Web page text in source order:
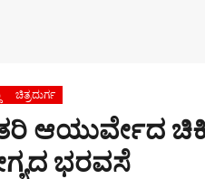
ಚಿತ್ರದುರ್ಗ
ಆಯುರ್ವೇದ
ಭರವಸೆ